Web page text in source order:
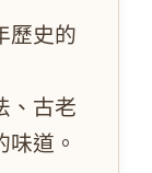
歷史的
、古老
道。